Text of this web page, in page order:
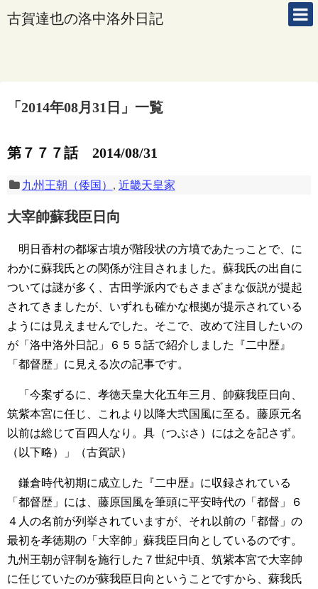
古賀達也の洛中洛外日記
「 2014年08月31日 」 一覧
第７７７話 2014/08/31
九州王朝（倭国） , 近畿天皇家
大宰帥蘇我臣日向
明日香村の都塚古墳が階段状の方墳であたっことで、に
わかに蘇我氏との関係が注目されました。蘇我氏の出自に
ついては謎が多く、古田学派内でもさまざまな仮説が提起
されてきましたが、いずれも確かな根拠が提示されている
ようには見えませんでした。そこで、改めて注目したいの
が「洛中洛外日記」６５５話で紹介しました『二中歴』
「都督歴」に見える次の記事です。
「今案ずるに、孝徳天皇大化五年三月、帥蘇我臣日向、
筑紫本宮に任じ、これより以降大弐国風に至る。藤原元名
以前は総じて百四人なり。具（つぶさ）には之を記さず。
（以下略）」（古賀訳）
鎌倉時代初期に成立した『二中歴』に収録されている
「都督歴」には、藤原国風を筆頭に平安時代の「都督」６
４人の名前が列挙されていますが、それ以前の「都督」の
最初を孝徳期の「大宰帥」蘇我臣日向としているのです。
九州王朝が評制を施行した７世紀中頃、筑紫本宮で大宰帥
に任じていたのが蘇我臣日向ということですから、蘇我氏